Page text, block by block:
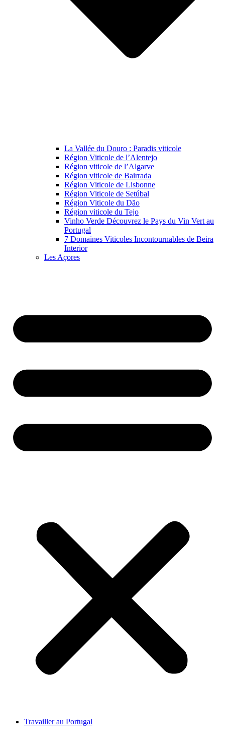
La Vallée du Douro : Paradis viticole
Région Viticole de l’Alentejo
Région viticole de l’Algarve
Région viticole de Bairrada
Région Viticole de Lisbonne
Région Viticole de Setúbal
Région Viticole du Dão
Région viticole du Tejo
Vinho Verde Découvrez le Pays du Vin Vert au
Portugal
7 Domaines Viticoles Incontournables de Beira
Interior
Les Açores
Travailler au Portugal